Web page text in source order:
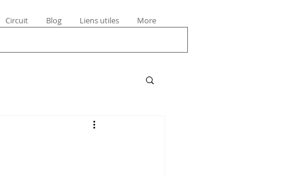
Circuit Blog Liens utiles More